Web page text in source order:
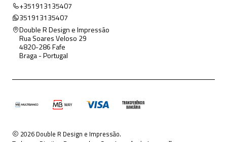
+351913135407
351913135407
Double R Design e Impressão
Rua Soares Veloso 29
4820-286 Fafe
Braga - Portugal
2026 Double R Design e Impressão.